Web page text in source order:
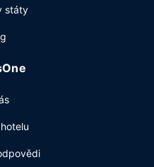
k dispozici omezená
státy